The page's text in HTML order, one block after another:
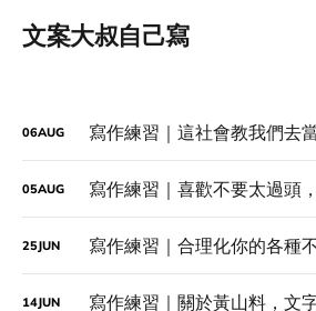
文案大叔自己寫
06AUG
05AUG
25JUN
14JUN